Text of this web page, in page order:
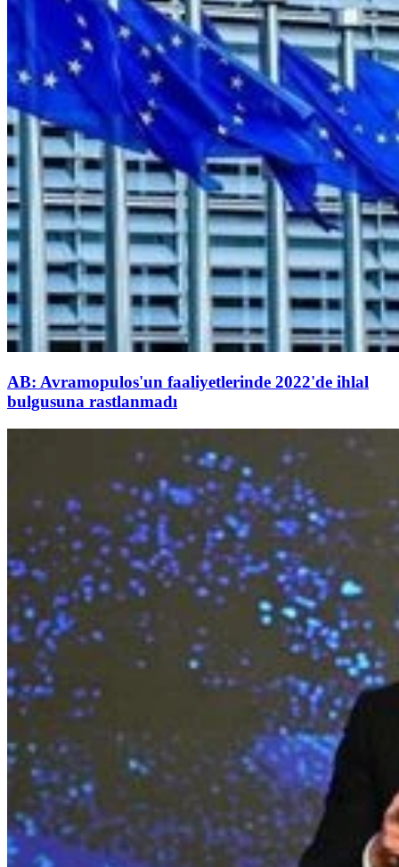
AB: Avramopulos'un faaliyetlerinde 2022'de ihlal
bulgusuna rastlanmadı